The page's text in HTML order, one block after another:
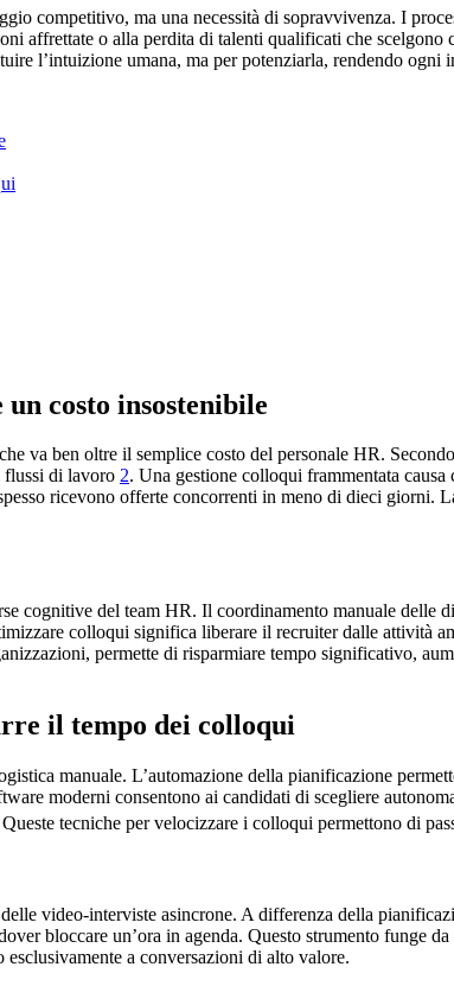
competitivo, ma una necessità di sopravvivenza. I
affrettate o alla perdita di talenti qualificati che
l’intuizione umana, ma per potenziarla, rendendo ogni
costo insostenibile
va ben oltre il semplice costo del personale HR.
flussi di lavoro 2. Una gestione colloqui frammentata
ricevono offerte concorrenti in meno di dieci giorni.
cognitive del team HR. Il coordinamento manuale
colloqui significa liberare il recruiter dalle attività
permette di risparmiare tempo significativo,
il tempo dei colloqui
manuale. L’automazione della pianificazione
moderni consentono ai candidati di scegliere
Queste tecniche per velocizzare i colloqui permettono di
video-interviste asincrone. A differenza della
bloccare un’ora in agenda. Questo strumento funge
a conversazioni di alto valore.